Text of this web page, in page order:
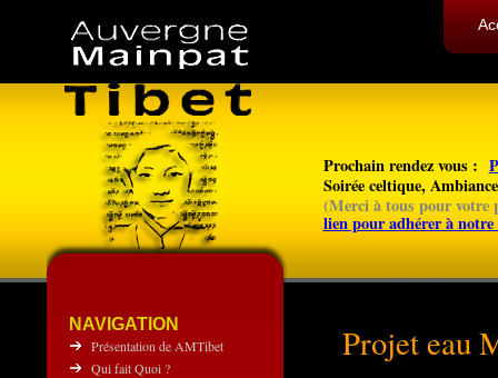
Prochain rendez vous :
Soirée celtique,
(Merci à tous pour votre
lien pour adhérer à notre
NAVIGATION
Présentation de AMTibet
Qui fait Quoi ?
Projet eau